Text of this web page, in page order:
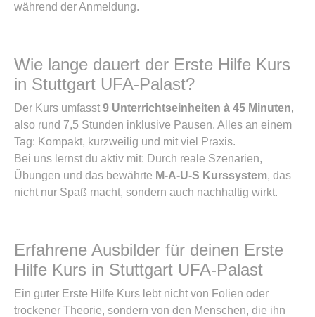
während der Anmeldung.
Wie lange dauert der Erste Hilfe Kurs
in Stuttgart UFA-Palast?
Der Kurs umfasst 9 Unterrichtseinheiten à 45 Minuten,
also rund 7,5 Stunden inklusive Pausen. Alles an einem
Tag: Kompakt, kurzweilig und mit viel Praxis.
Bei uns lernst du aktiv mit: Durch reale Szenarien,
Übungen und das bewährte M-A-U-S Kurssystem, das
nicht nur Spaß macht, sondern auch nachhaltig wirkt.
Erfahrene Ausbilder für deinen Erste
Hilfe Kurs in Stuttgart UFA-Palast
Ein guter Erste Hilfe Kurs lebt nicht von Folien oder
trockener Theorie, sondern von den Menschen, die ihn